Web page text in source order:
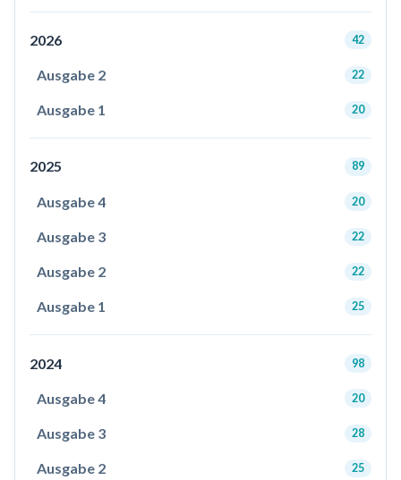
2026 42
Ausgabe 2 22
Ausgabe 1 20
2025 89
Ausgabe 4 20
Ausgabe 3 22
Ausgabe 2 22
Ausgabe 1 25
2024 98
Ausgabe 4 20
Ausgabe 3 28
Ausgabe 2 25